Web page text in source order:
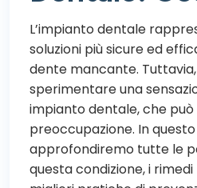
L’impianto dentale
soluzioni più sicure ed
dente mancante.
sperimentare una
impianto dentale, che
preoccupazione. In
approfondiremo tutte le
questa condizione, i